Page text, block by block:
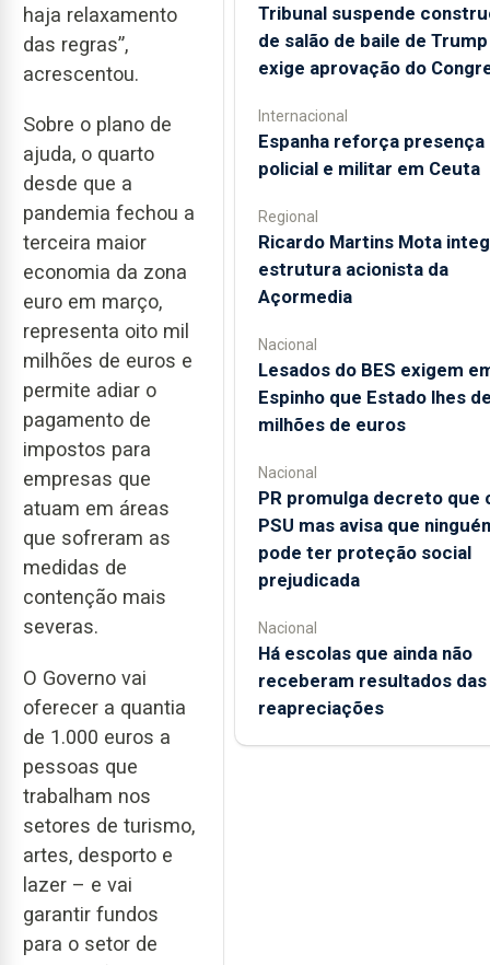
haja relaxamento
das regras”,
acrescentou.
Sobre o plano de
ajuda, o quarto
desde que a
pandemia fechou a
terceira maior
economia da zona
euro em março,
representa oito mil
milhões de euros e
permite adiar o
pagamento de
impostos para
empresas que
atuam em áreas
que sofreram as
medidas de
contenção mais
severas.
O Governo vai
oferecer a quantia
de 1.000 euros a
pessoas que
trabalham nos
setores de turismo,
artes, desporto e
lazer – e vai
garantir fundos
para o setor de
Tribunal suspende
de salão de baile de
exige aprovação do
Internacional
Espanha reforça presença
policial e militar em Ceuta
Regional
Ricardo Martins Mota
estrutura acionista da
Açormedia
Nacional
Lesados do BES exigem
Espinho que Estado lhes
milhões de euros
Nacional
PR promulga decreto que
PSU mas avisa que
pode ter proteção social
prejudicada
Nacional
Há escolas que ainda não
receberam resultados das
reapreciações